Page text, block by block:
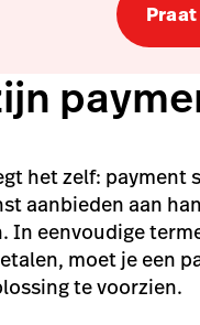
het zelf:
aanbieden aan
In eenvoudige
moet je een
te voorzien.